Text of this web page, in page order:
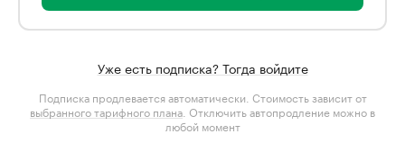
Уже есть подписка? Тогда войдите
Подписка продлевается автоматически. Стоимость зависит от
выбранного тарифного плана . Отключить автопродление можно в
любой момент